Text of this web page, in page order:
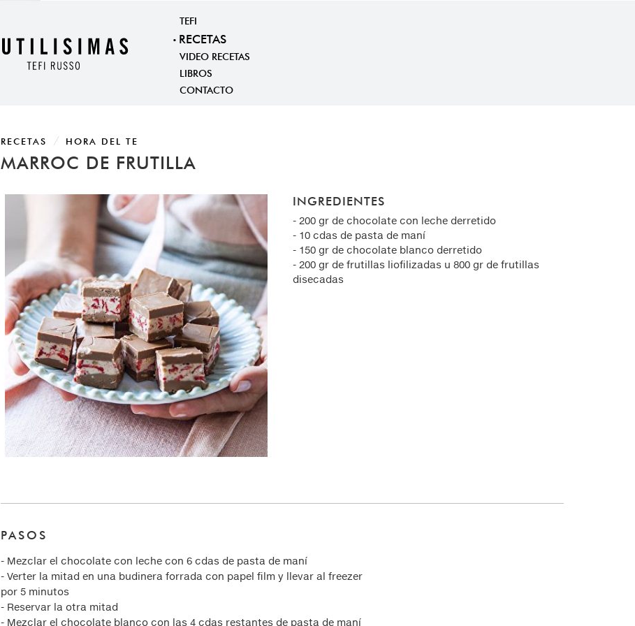
TEFI
RECETAS
VIDEO RECETAS
LIBROS
CONTACTO
RECETAS HORA DEL TE
MARROC DE FRUTILLA
INGREDIENTES
- 200 gr de chocolate con leche derretido
- 10 cdas de pasta de maní
- 150 gr de chocolate blanco derretido
- 200 gr de frutillas liofilizadas u 800 gr de frutillas
disecadas
PASOS
- Mezclar el chocolate con leche con 6 cdas de pasta de maní
- Verter la mitad en una budinera forrada con papel film y llevar al freezer
por 5 minutos
- Reservar la otra mitad
- Mezclar el chocolate blanco con las 4 cdas restantes de pasta de maní